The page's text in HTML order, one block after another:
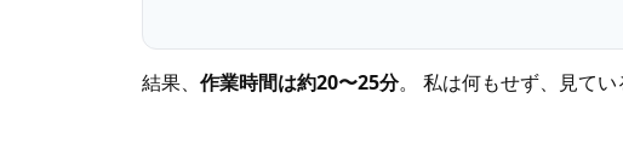
結果、 作業時間は約20〜25分。 私は何もせず、見てい